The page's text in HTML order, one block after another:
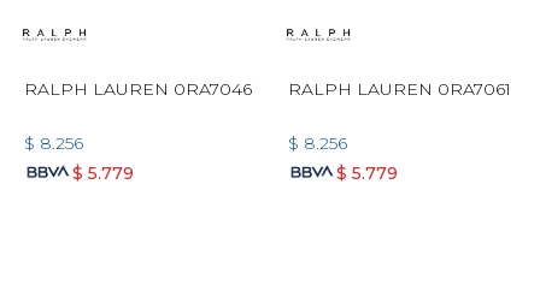
RALPH LAUREN 0RA7046
$ 8.256
$ 5.779
RALPH LAUREN 0RA7061
$ 8.256
$ 5.779